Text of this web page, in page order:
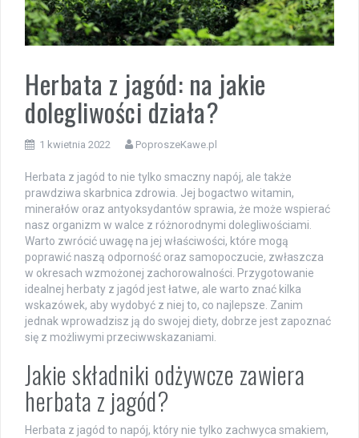
Herbata z jagód: na jakie
dolegliwości działa?
1 kwietnia 2022 PoproszeKawe.pl
Herbata z jagód to nie tylko smaczny napój, ale także
prawdziwa skarbnica zdrowia. Jej bogactwo witamin,
minerałów oraz antyoksydantów sprawia, że może wspierać
nasz organizm w walce z różnorodnymi dolegliwościami.
Warto zwrócić uwagę na jej właściwości, które mogą
poprawić naszą odporność oraz samopoczucie, zwłaszcza
w okresach wzmożonej zachorowalności. Przygotowanie
idealnej herbaty z jagód jest łatwe, ale warto znać kilka
wskazówek, aby wydobyć z niej to, co najlepsze. Zanim
jednak wprowadzisz ją do swojej diety, dobrze jest zapoznać
się z możliwymi przeciwwskazaniami.
Jakie składniki odżywcze zawiera
herbata z jagód?
Herbata z jagód to napój, który nie tylko zachwyca smakiem,